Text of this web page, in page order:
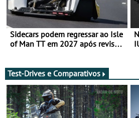
Sidecars podem regressar ao Isle
of Man TT em 2027 após revisão
Test-Drives e Comparativos